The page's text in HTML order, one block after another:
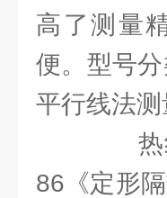
高了测量
便。型号
平行线法
热线
86《定形